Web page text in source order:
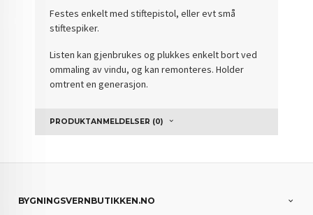
Festes enkelt med stiftepistol, eller evt små
stiftespiker.
Listen kan gjenbrukes og plukkes enkelt bort ved
ommaling av vindu, og kan remonteres. Holder
omtrent en generasjon.
PRODUKTANMELDELSER (0)
BYGNINGSVERNBUTIKKEN.NO